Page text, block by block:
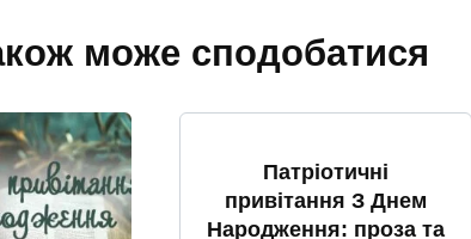
може сподобатися
Патріотичні
привітання З Днем
Народження: проза та